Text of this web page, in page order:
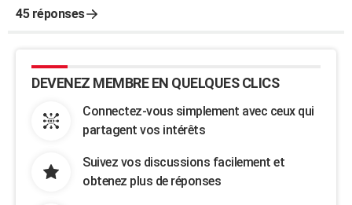
45 réponses
DEVENEZ MEMBRE EN QUELQUES CLICS
Connectez-vous simplement avec ceux qui
partagent vos intérêts
Suivez vos discussions facilement et
obtenez plus de réponses